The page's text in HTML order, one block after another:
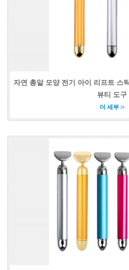
자연 총알 모양 전기 아이 리프트 스
뷰티 도구
더 세부